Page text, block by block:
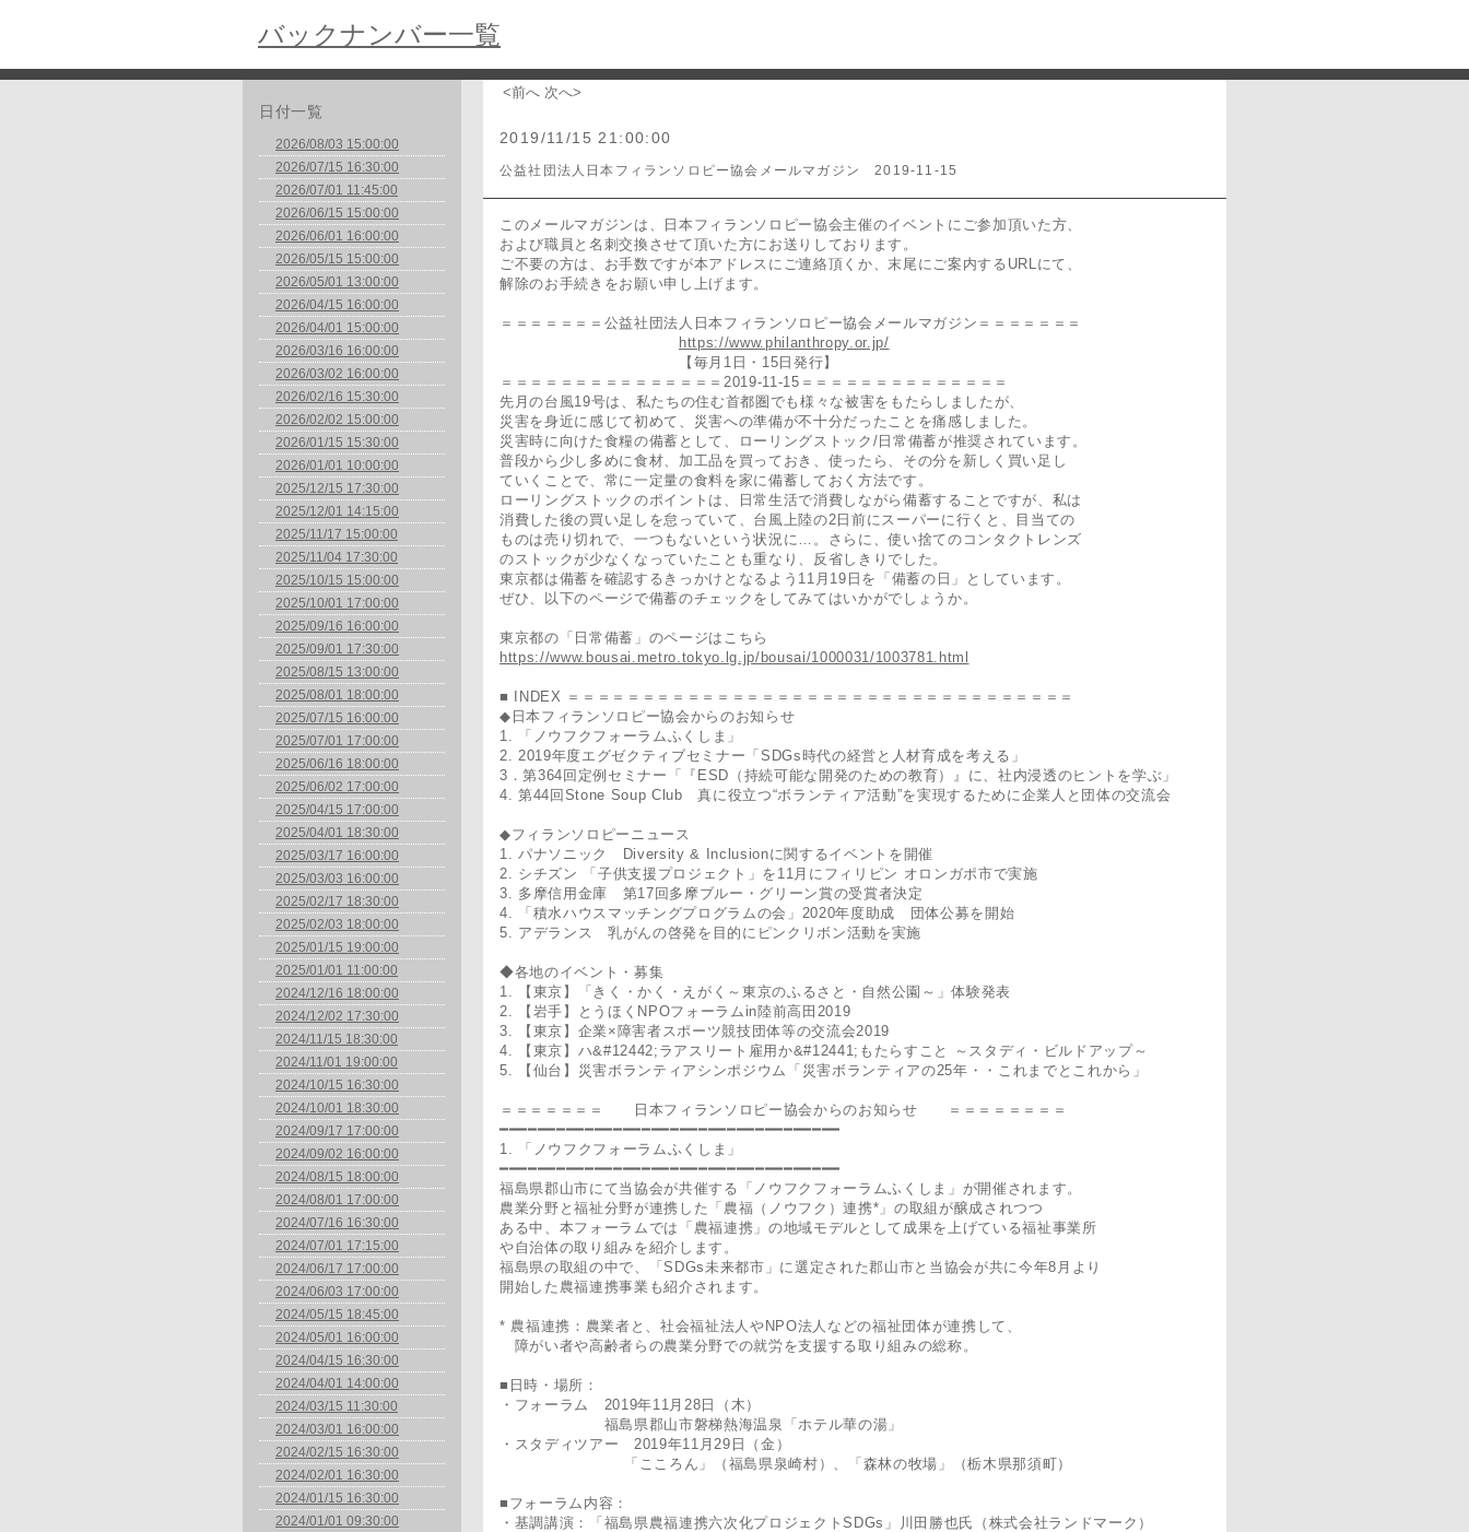
バックナンバー一覧
日付一覧
2026/08/03 15:00:00
2026/07/15 16:30:00
2026/07/01 11:45:00
2026/06/15 15:00:00
2026/06/01 16:00:00
2026/05/15 15:00:00
2026/05/01 13:00:00
2026/04/15 16:00:00
2026/04/01 15:00:00
2026/03/16 16:00:00
2026/03/02 16:00:00
2026/02/16 15:30:00
2026/02/02 15:00:00
2026/01/15 15:30:00
2026/01/01 10:00:00
2025/12/15 17:30:00
2025/12/01 14:15:00
2025/11/17 15:00:00
2025/11/04 17:30:00
2025/10/15 15:00:00
2025/10/01 17:00:00
2025/09/16 16:00:00
2025/09/01 17:30:00
2025/08/15 13:00:00
2025/08/01 18:00:00
2025/07/15 16:00:00
2025/07/01 17:00:00
2025/06/16 18:00:00
2025/06/02 17:00:00
2025/04/15 17:00:00
2025/04/01 18:30:00
2025/03/17 16:00:00
2025/03/03 16:00:00
2025/02/17 18:30:00
2025/02/03 18:00:00
2025/01/15 19:00:00
2025/01/01 11:00:00
2024/12/16 18:00:00
2024/12/02 17:30:00
2024/11/15 18:30:00
2024/11/01 19:00:00
2024/10/15 16:30:00
2024/10/01 18:30:00
2024/09/17 17:00:00
2024/09/02 16:00:00
2024/08/15 18:00:00
2024/08/01 17:00:00
2024/07/16 16:30:00
2024/07/01 17:15:00
2024/06/17 17:00:00
2024/06/03 17:00:00
2024/05/15 18:45:00
2024/05/01 16:00:00
2024/04/15 16:30:00
2024/04/01 14:00:00
2024/03/15 11:30:00
2024/03/01 16:00:00
2024/02/15 16:30:00
2024/02/01 16:30:00
2024/01/15 16:30:00
2024/01/01 09:30:00
<前へ 次へ>
2019/11/15 21:00:00
公益社団法人日本フィランソロピー協会メールマガジン 2019-11-15
このメールマガジンは、日本フィランソロピー協会主催のイベントにご参加頂いた方、
および職員と名刺交換させて頂いた方にお送りしております。
ご不要の方は、お手数ですが本アドレスにご連絡頂くか、末尾にご案内するURLにて、
解除のお手続きをお願い申し上げます。
＝＝＝＝＝＝＝公益社団法人日本フィランソロピー協会メールマガジン＝＝＝＝＝＝＝
https://www.philanthropy.or.jp/
【毎月1日・15日発行】
＝＝＝＝＝＝＝＝＝＝＝＝＝＝＝2019-11-15＝＝＝＝＝＝＝＝＝＝＝＝＝＝
先月の台風19号は、私たちの住む首都圏でも様々な被害をもたらしましたが、
災害を身近に感じて初めて、災害への準備が不十分だったことを痛感しました。
災害時に向けた食糧の備蓄として、ローリングストック/日常備蓄が推奨されています。
普段から少し多めに食材、加工品を買っておき、使ったら、その分を新しく買い足し
ていくことで、常に一定量の食料を家に備蓄しておく方法です。
ローリングストックのポイントは、日常生活で消費しながら備蓄することですが、私は
消費した後の買い足しを怠っていて、台風上陸の2日前にスーパーに行くと、目当ての
ものは売り切れで、一つもないという状況に…。さらに、使い捨てのコンタクトレンズ
のストックが少なくなっていたことも重なり、反省しきりでした。
東京都は備蓄を確認するきっかけとなるよう11月19日を「備蓄の日」としています。
ぜひ、以下のページで備蓄のチェックをしてみてはいかがでしょうか。
東京都の「日常備蓄」のページはこちら
https://www.bousai.metro.tokyo.lg.jp/bousai/1000031/1003781.html
■ INDEX ＝＝＝＝＝＝＝＝＝＝＝＝＝＝＝＝＝＝＝＝＝＝＝＝＝＝＝＝＝＝＝＝＝＝
◆日本フィランソロピー協会からのお知らせ
1. 「ノウフクフォーラムふくしま」
2. 2019年度エグゼクティブセミナー「SDGs時代の経営と人材育成を考える」
3．第364回定例セミナー「『ESD（持続可能な開発のための教育）』に、社内浸透のヒントを学ぶ」
4. 第44回Stone Soup Club 真に役立つ“ボランティア活動”を実現するために企業人と団体の交流会
◆フィランソロピーニュース
1. パナソニック Diversity & Inclusionに関するイベントを開催
2. シチズン 「子供支援プロジェクト」を11月にフィリピン オロンガポ市で実施
3. 多摩信用金庫 第17回多摩ブルー・グリーン賞の受賞者決定
4. 「積水ハウスマッチングプログラムの会」2020年度助成 団体公募を開始
5. アデランス 乳がんの啓発を目的にピンクリボン活動を実施
◆各地のイベント・募集
1. 【東京】「きく・かく・えがく～東京のふるさと・自然公園～」体験発表
2. 【岩手】とうほくNPOフォーラムin陸前高田2019
3. 【東京】企業×障害者スポーツ競技団体等の交流会2019
4. 【東京】ハ&#12442;ラアスリート雇用か&#12441;もたらすこと ～スタディ・ビルドアップ～
5. 【仙台】災害ボランティアシンポジウム「災害ボランティアの25年・・これまでとこれから」
＝＝＝＝＝＝＝ 日本フィランソロピー協会からのお知らせ ＝＝＝＝＝＝＝＝
━━━━━━━━━━━━━━━━━━━━━━━━━━━━━━━━━━━━
1. 「ノウフクフォーラムふくしま」
━━━━━━━━━━━━━━━━━━━━━━━━━━━━━━━━━━━━
福島県郡山市にて当協会が共催する「ノウフクフォーラムふくしま」が開催されます。
農業分野と福祉分野が連携した「農福（ノウフク）連携*」の取組が醸成されつつ
ある中、本フォーラムでは「農福連携」の地域モデルとして成果を上げている福祉事業所
や自治体の取り組みを紹介します。
福島県の取組の中で、「SDGs未来都市」に選定された郡山市と当協会が共に今年8月より
開始した農福連携事業も紹介されます。
* 農福連携：農業者と、社会福祉法人やNPO法人などの福祉団体が連携して、
障がい者や高齢者らの農業分野での就労を支援する取り組みの総称。
■日時・場所：
・フォーラム 2019年11月28日（木）
福島県郡山市磐梯熱海温泉「ホテル華の湯」
・スタディツアー 2019年11月29日（金）
「こころん」（福島県泉崎村）、「森林の牧場」（栃木県那須町）
■フォーラム内容：
・基調講演：「福島県農福連携六次化プロジェクトSDGs」川田勝也氏（株式会社ランドマーク）